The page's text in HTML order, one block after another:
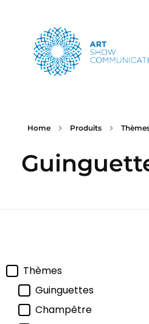
Home Produits
Filtre-categorie
Thèmes
Guinguettes
Champêtre